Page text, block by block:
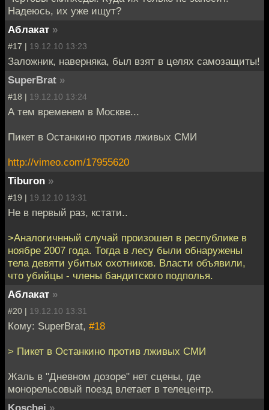
Надеюсь, их уже ищут?
Аблакат »
#17 | 19.12.10 13:23
Заложник, наверняка, был взят в целях самозащиты!
SuperBrat »
#18 | 19.12.10 13:24
А тем временем в Москве...
Пикет в Останкино против лживых СМИ
http://vimeo.com/17955620
Tiburon »
#19 | 19.12.10 13:31
Не в первый раз, кстати..
>Аналогичнный случай произошел в республике в
ноябре 2007 года. Тогда в лесу были обнаружены
тела девяти убитых охотников. Власти объявили,
что убийцы - члены бандитского подполья.
Аблакат »
#20 | 19.12.10 13:31
Кому: SuperBrat, #18
> Пикет в Останкино против лживых СМИ
Жаль в "Дневном дозоре" нет сцены, где
монорельсовый поезд влетает в телецентр.